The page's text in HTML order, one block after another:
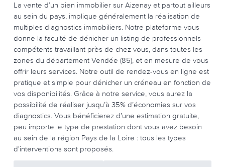
La vente d’un bien immobilier sur Aizenay et partout ailleurs
au sein du pays, implique généralement la réalisation de
multiples diagnostics immobiliers. Notre plateforme vous
donne la faculté de dénicher un listing de professionnels
compétents travaillant près de chez vous, dans toutes les
zones du département Vendée (85), et en mesure de vous
offrir leurs services. Notre outil de rendez-vous en ligne est
pratique et simple pour dénicher un créneau en fonction de
vos disponibilités. Grâce à notre service, vous aurez la
possibilité de réaliser jusqu’à 35% d’économies sur vos
diagnostics. Vous bénéficierez d’une estimation gratuite,
peu importe le type de prestation dont vous avez besoin
au sein de la région Pays de la Loire : tous les types
d'interventions sont proposés.